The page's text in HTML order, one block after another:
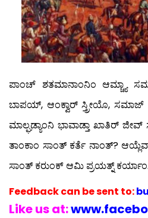
ಪಾಂಚ್ ಶತಮಾನಾಂನಿಂ
ಬಾಪಯ್, ಆಂಕ್ವಾರ್ ಸ್ತ್ರೀಯೊ,
ಮಾಲ್ಘಡ್ಯಾಂನಿ ಭಾವಾಡ್ತಾ ಖಾತಿರ್
ತಾಂಕಾಂ ಸಾಂತ್ ಕರ್ತೆ ನಾಂತ್?
ಸಾಂತ್ ಕರುಂಕ್ ಆಮಿ ಪ್ರಯತ್ನ್ ಕರ್ಯಾಂ.
Feedback can be sent to:
Like us at: